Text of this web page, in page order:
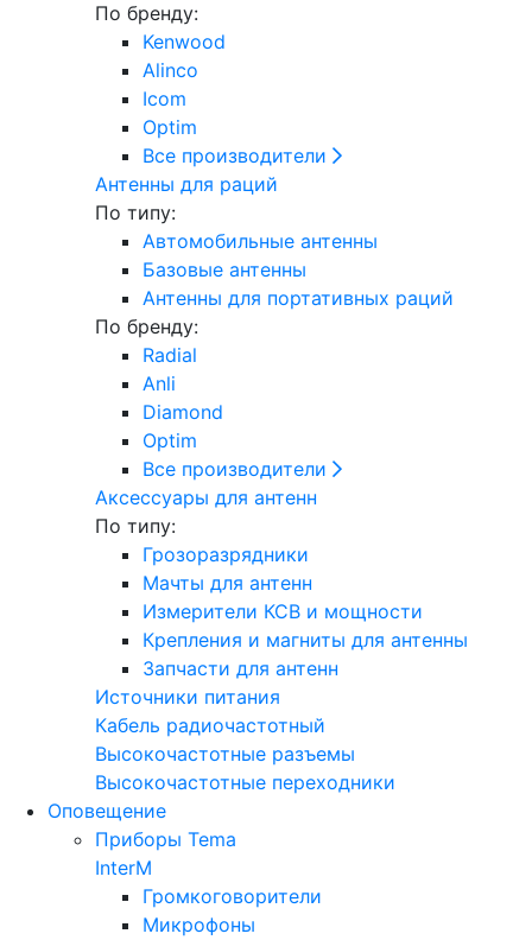
По бренду:
Kenwood
Alinco
Icom
Optim
Все производители
Антенны для раций
По типу:
Автомобильные антенны
Базовые антенны
Антенны для портативных раций
По бренду:
Radial
Anli
Diamond
Optim
Все производители
Аксессуары для антенн
По типу:
Грозоразрядники
Мачты для антенн
Измерители КСВ и мощности
Крепления и магниты для антенны
Запчасти для антенн
Источники питания
Кабель радиочастотный
Высокочастотные разъемы
Высокочастотные переходники
Оповещение
Приборы Tema
InterM
Громкоговорители
Микрофоны